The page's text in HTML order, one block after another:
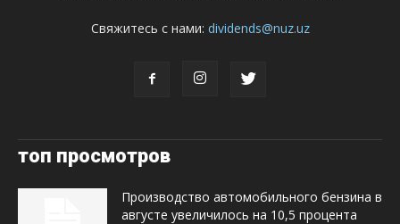
Свяжитесь с нами: dividends@nuz.uz
топ просмотров
Производство автомобильного бензина в
августе увеличилось на 10,5 процента